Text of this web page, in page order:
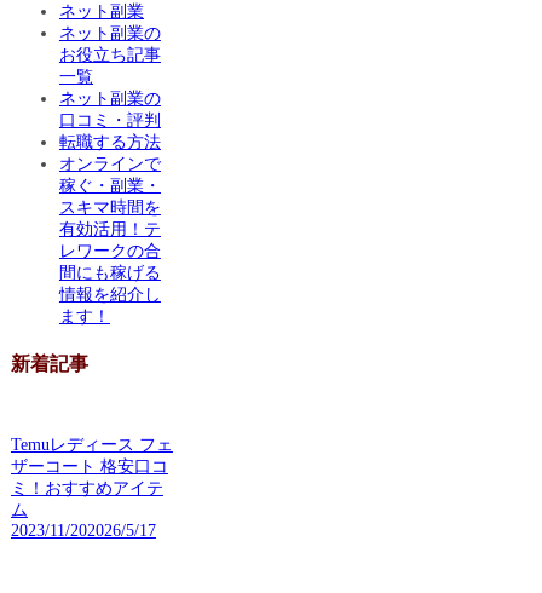
ネット副業
ネット副業の
お役立ち記事
一覧
ネット副業の
口コミ・評判
転職する方法
オンラインで
稼ぐ・副業・
スキマ時間を
有効活用！テ
レワークの合
間にも稼げる
情報を紹介し
ます！
新着記事
Temuレディース フェ
ザーコート 格安口コ
ミ！おすすめアイテ
ム
2023/11/202026/5/17